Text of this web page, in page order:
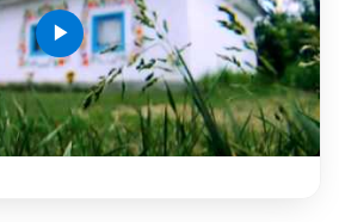
play_arrow